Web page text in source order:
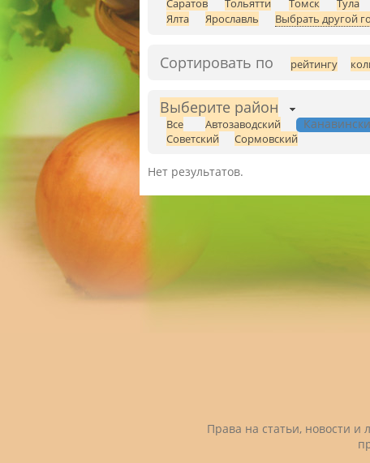
Саратов
Тольятти Томск Тула
Ялта
Ярославль Выбрать другой
Сортировать по рейтингу
Выберите район
Все Автозаводский
Советский
Сормовский
Нет результатов.
Права на статьи, новости